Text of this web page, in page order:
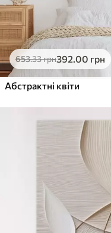
653.33грн392.00 грн
Абстрактні квіти